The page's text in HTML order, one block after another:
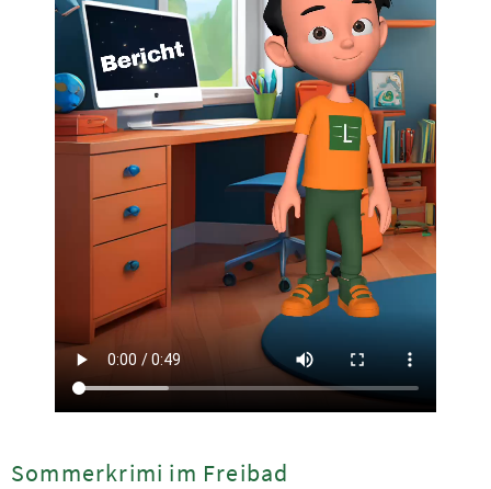
Sommerkrimi im Freibad